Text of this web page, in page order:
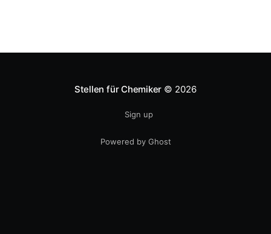
Stellen für Chemiker © 2026
Sign up
Powered by Ghost